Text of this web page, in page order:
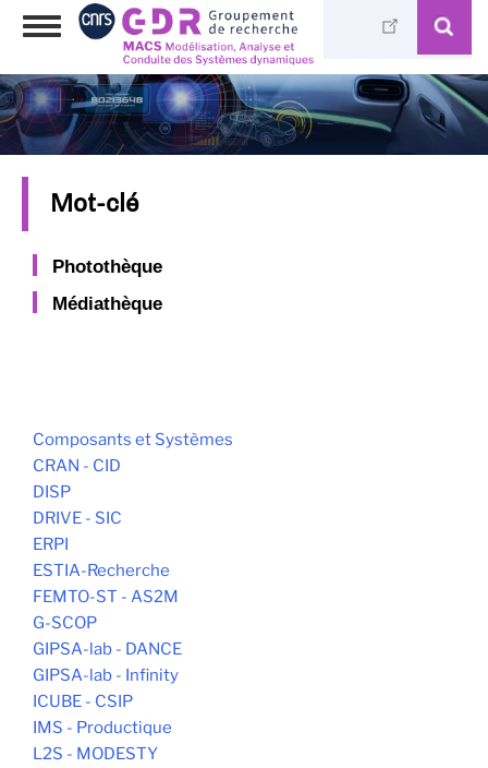
Skip
content
Toggle
Mot-clé
Photothèque
Médiathèque
Composants et Systèmes
CRAN - CID
DISP
DRIVE - SIC
ERPI
ESTIA-Recherche
FEMTO-ST - AS2M
G-SCOP
GIPSA-lab - DANCE
GIPSA-lab - Infinity
ICUBE - CSIP
IMS - Productique
L2S - MODESTY